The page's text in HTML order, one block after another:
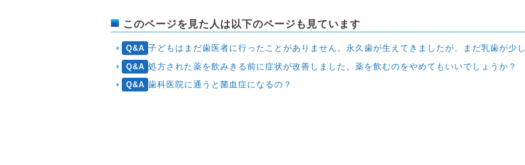
このページを見た人は以下のページも見ています
Q&A 子どもはまだ歯医者に行ったことがありません。永久歯が生えてきましたが、まだ乳歯が少しグラグラするものの、もう1カ月抜けない状態です。抜きに行ったほうがよいでしょうか？
Q&A 処方された薬を飲みきる前に症状が改善しました。薬を飲むのをやめてもいいでしょうか？
Q&A 歯科医院に通うと菌血症になるの？